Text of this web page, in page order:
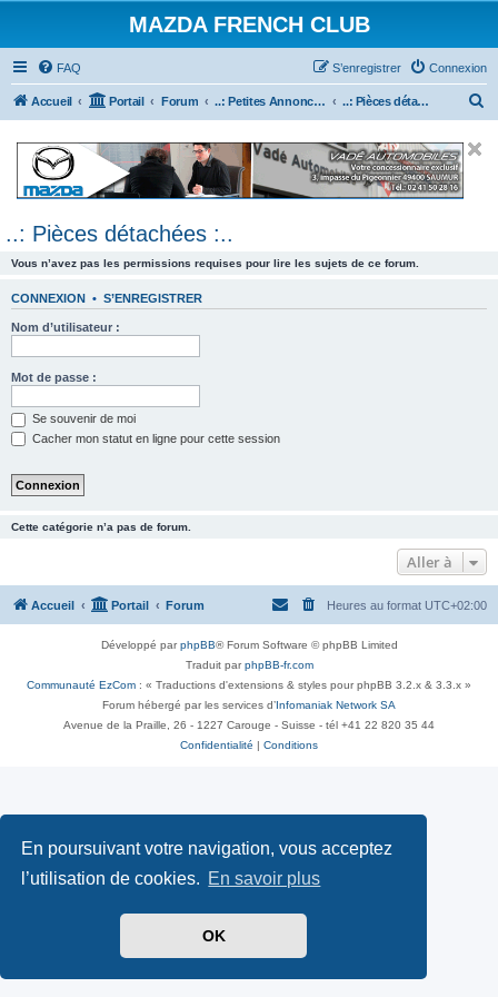
En poursuivant votre navigation, vous acceptez
l’utilisation de cookies. En savoir plus
OK
MAZDA FRENCH CLUB
FAQ Connexion
S’enregistrer
Accueil Portail Forum ..: Petites Annonces :.. (achats / ventes) ..: Pièces détachées :..
e
..: Pièces détachées :..
Vous n’avez pas les permissions requises pour lire les sujets de ce forum.
CONNEXION • S’ENREGISTRER
Nom d’utilisateur :
Mot de passe :
Se souvenir de moi
Cacher mon statut en ligne pour cette session
Cette catégorie n’a pas de forum.
Aller à
Accueil Portail Forum Heures au format UTC+02:00
Développé parphpBB® Forum Software © phpBB Limited
Traduit parphpBB-fr.com
Communauté EzCom : « Traductions d'extensions & styles pour phpBB 3.2.x & 3.3.x »
Forum hébergé par les services d’ Infomaniak Network SA
Avenue de la Praille, 26 - 1227 Carouge - Suisse - tél +41 22 820 35 44
Confidentialité
Conditions